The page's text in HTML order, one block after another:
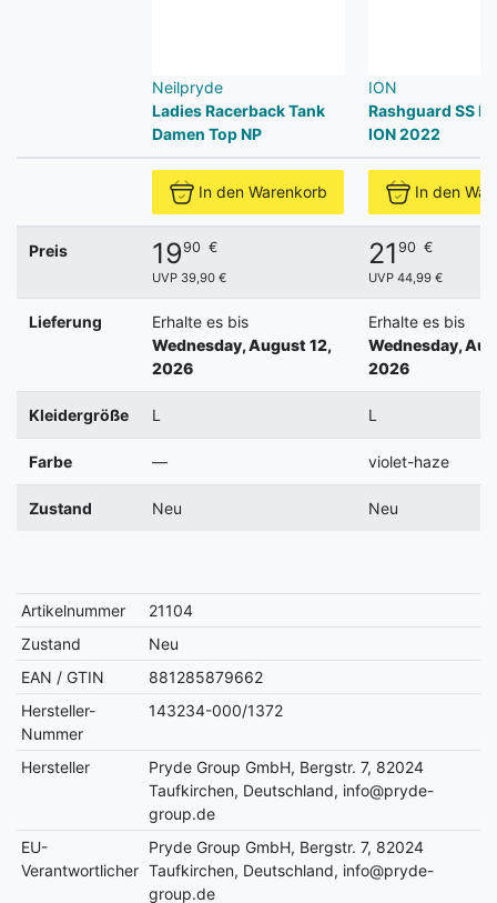
Neilpryde
Ladies Racerback Tank
Damen Top NP
ION
Rashguard SS
ION 2022
In den Warenkorb In den
Preis 1990 €
UVP 39,90 €
21 90 €
UVP 44,99 €
Lieferung
Erhalte es bis
Wednesday, August 12,
2026
Erhalte es bis
Wednesday,
2026
Kleidergröße L L
Farbe — violet-haze
Zustand Neu Neu
Artikelnummer
21104
Zustand
Neu
EAN / GTIN
881285879662
Hersteller-
Nummer
143234-000/1372
Hersteller
Pryde Group GmbH, Bergstr. 7, 82024
Taufkirchen, Deutschland, info@pryde-
group.de
EU-
Verantwortlicher
Pryde Group GmbH, Bergstr. 7, 82024
Taufkirchen, Deutschland, info@pryde-
group.de